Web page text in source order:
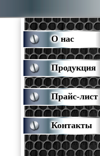
О нас
Продукция
Прайс-лист
Контакты